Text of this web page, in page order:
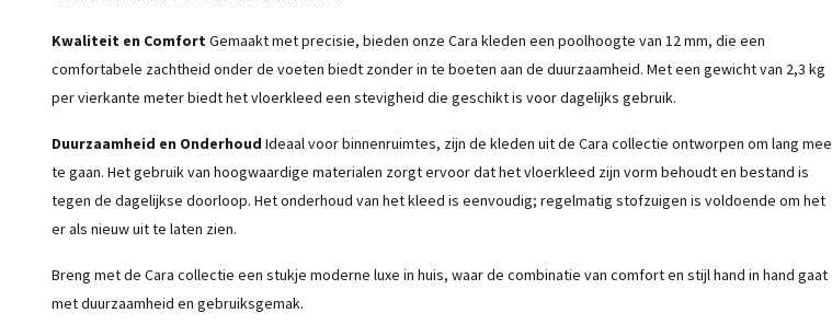
Kwaliteit en Comfort Gemaakt met precisie, bieden onze Cara kleden een poolhoogte van 12 mm, die een
comfortabele zachtheid onder de voeten biedt zonder in te boeten aan de duurzaamheid. Met een gewicht van 2,3 kg
per vierkante meter biedt het vloerkleed een stevigheid die geschikt is voor dagelijks gebruik.
Duurzaamheid en Onderhoud Ideaal voor binnenruimtes, zijn de kleden uit de Cara collectie ontworpen om lang mee
te gaan. Het gebruik van hoogwaardige materialen zorgt ervoor dat het vloerkleed zijn vorm behoudt en bestand is
tegen de dagelijkse doorloop. Het onderhoud van het kleed is eenvoudig; regelmatig stofzuigen is voldoende om het
er als nieuw uit te laten zien.
Breng met de Cara collectie een stukje moderne luxe in huis, waar de combinatie van comfort en stijl hand in hand gaat
met duurzaamheid en gebruiksgemak.